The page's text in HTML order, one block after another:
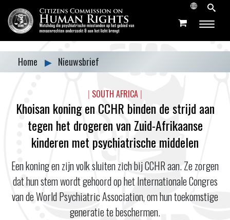
Home ▶ Nieuwsbrief
| SOUTH AFRICA |
Khoisan koning en CCHR binden de strijd aan
tegen het drogeren van Zuid-Afrikaanse
kinderen met psychiatrische middelen
Een koning en zijn volk sluiten zich bij CCHR aan. Ze zorgen
dat hun stem wordt gehoord op het Internationale Congres
van de World Psychiatric Association, om hun toekomstige
generatie te beschermen.